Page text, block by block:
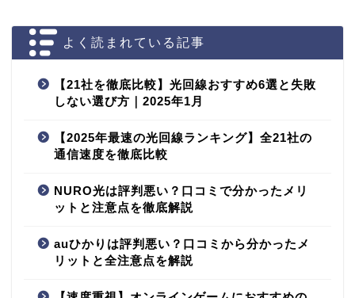
よく読まれている記事
【21社を徹底比較】光回線おすすめ6選と失敗
しない選び方｜2025年1月
【2025年最速の光回線ランキング】全21社の
通信速度を徹底比較
NURO光は評判悪い？口コミで分かったメリ
ットと注意点を徹底解説
auひかりは評判悪い？口コミから分かったメ
リットと全注意点を解説